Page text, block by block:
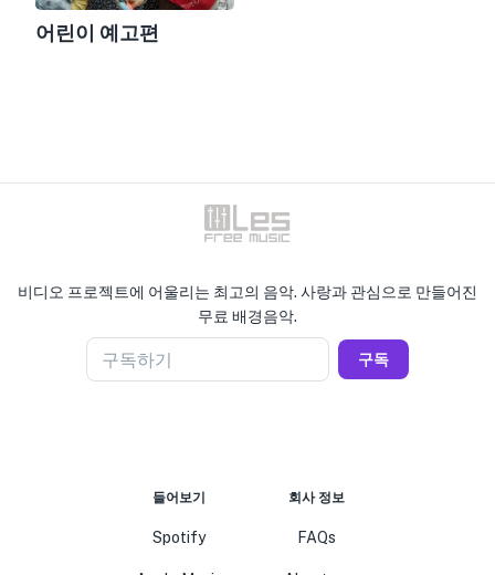
어린이 예고편
비디오 프로젝트에 어울리는 최고의 음악. 사랑과 관심으로 만들어진
무료 배경음악.
구독하기 구독
들어보기
Spotify
회사 정보
FAQs